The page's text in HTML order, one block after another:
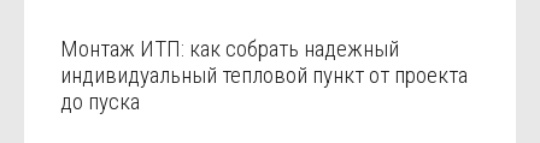
Монтаж ИТП: как собрать надежный
индивидуальный тепловой пункт от проекта
до пуска